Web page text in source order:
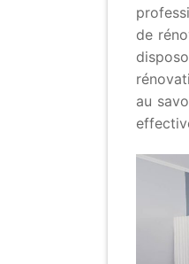
de
au